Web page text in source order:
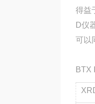
得益
D仪
可以
BTX